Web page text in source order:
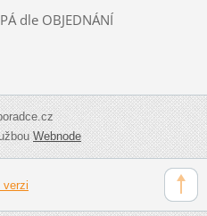
dle OBJEDNÁNÍ
Webnode
verzi